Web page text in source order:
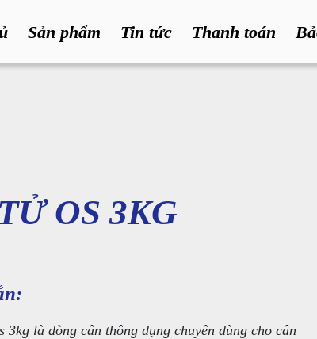
Sản phẩm Tin tức Thanh toán
OS 3KG
3kg là dòng cân thông dụng chuyên dùng cho cân